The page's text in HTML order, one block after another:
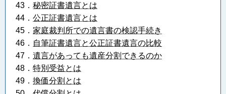
43． 秘密証書遺言とは
44． 公正証書遺言とは
45． 家庭裁判所での遺言書の検認手続き
46． 自筆証書遺言と公正証書遺言の比較
47． 遺言があっても遺産分割できるのか
48． 特別受益とは
49． 換価分割とは